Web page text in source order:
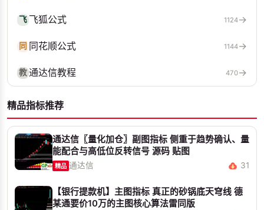
飞 飞狐公式 1124→
同 同花顺公式 1144→
教通达信教程 470→
精品指标推荐
通达信〖量化加仓〗副图指标 侧重于趋势确认、量
能配合与高低位反转信号 源码 贴图
精品 通达信 31
【银行提款机】主图指标 真正的砂锅底天穹线 德
某通要价10万的主图核心算法雷同版